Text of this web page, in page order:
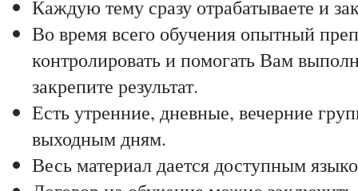
Каждую тему сразу отрабатываете и
Во время всего обучения опытный
контролировать и помогать Вам
закрепите результат.
Есть утренние, дневные, вечерние
выходным дням.
Весь материал дается доступным